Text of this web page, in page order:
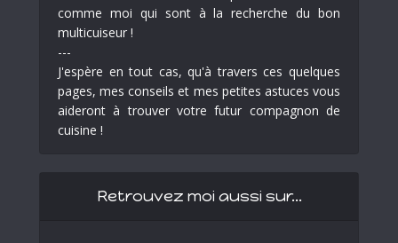
comme moi qui sont à la recherche du bon
multicuiseur !
---
J'espère en tout cas, qu'à travers ces quelques
pages, mes conseils et mes petites astuces vous
aideront à trouver votre futur compagnon de
cuisine !
Retrouvez moi aussi sur…